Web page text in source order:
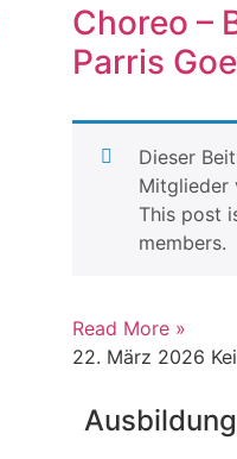
Choreo –
Parris
Dieser
Mitglieder
This post
members.
Read More »
22. März 2026